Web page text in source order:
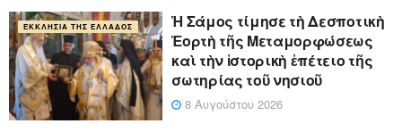
ΕΚΚΛΗΣΊΑ ΤΗΣ ΕΛΛΆΔΟΣ
Ἡ Σάμος τίμησε τὴ Δεσποτικὴ
Ἑορτὴ τῆς Μεταμορφώσεως
καὶ τὴν ἱστορικὴ ἐπέτειο τῆς
σωτηρίας τοῦ νησιοῦ
8 Αυγούστου 2026